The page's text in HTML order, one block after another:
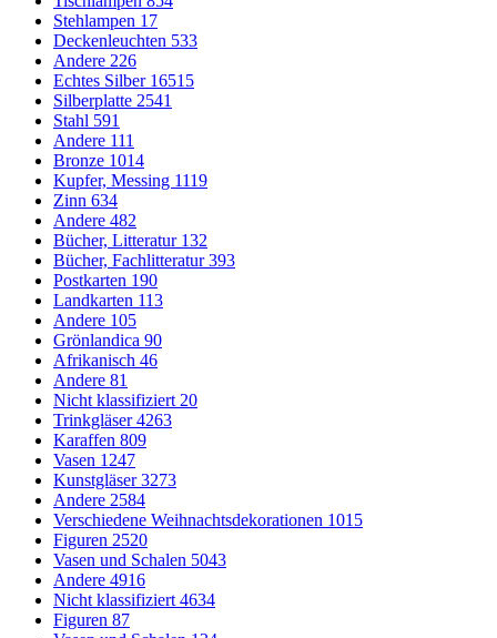
Stehlampen 17
Deckenleuchten 533
Andere 226
Echtes Silber 16515
Silberplatte 2541
Stahl 591
Andere 111
Bronze 1014
Kupfer, Messing 1119
Zinn 634
Andere 482
Bücher, Litteratur 132
Bücher, Fachlitteratur393
Postkarten 190
Landkarten 113
Andere 105
Grönlandica 90
Afrikanisch 46
Andere 81
Nicht klassifiziert 20
Trinkgläser4263
Karaffen 809
Vasen 1247
Kunstgläser3273
Andere 2584
Verschiedene Weihnachtsdekorationen 1015
Figuren 2520
Vasen und Schalen 5043
Andere 4916
Nicht klassifiziert 4634
Figuren 87